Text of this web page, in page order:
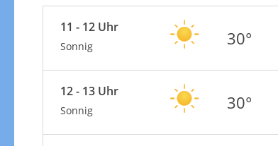
11 - 12 Uhr
Sonnig 30°
12 - 13 Uhr
Sonnig 30°